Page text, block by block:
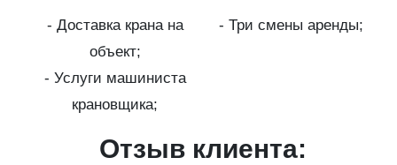
- Доставка крана на
объект;
- Три смены аренды;
- Услуги машиниста
крановщика;
Отзыв клиента: